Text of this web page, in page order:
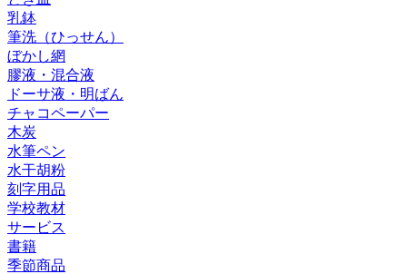
乳鉢
筆洗（ひっせん）
ぼかし網
膠液・混合液
ドーサ液・明ばん
チャコペーパー
木炭
水筆ペン
水干胡粉
刻字用品
学校教材
サービス
書籍
季節商品